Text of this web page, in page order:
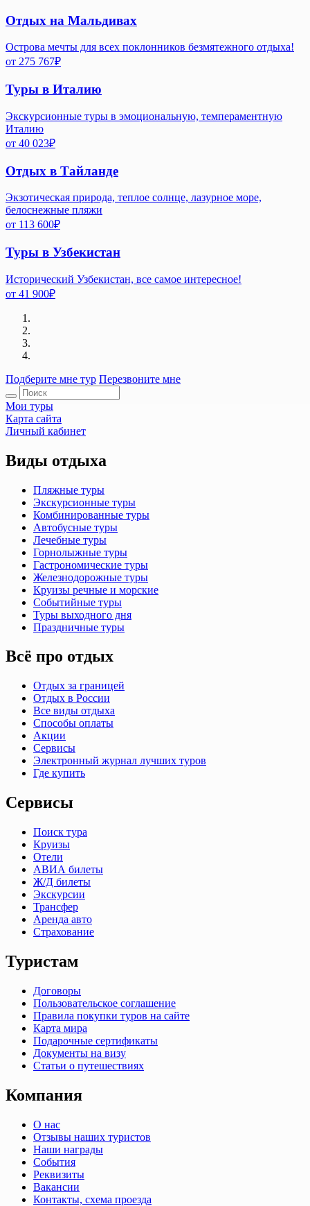
Отдых на Мальдивах
Острова мечты для всех поклонников безмятежного отдыха!
от 275 767₽
Туры в Италию
Экскурсионные туры в эмоциональную, темпераментную
Италию
от 40 023₽
Отдых в Тайланде
Экзотическая природа, теплое солнце, лазурное море,
белоснежные пляжи
от 113 600₽
Туры в Узбекистан
Исторический Узбекистан, все самое интересное!
от 41 900₽
Подберите мне тур Перезвоните мне
Мои туры
Карта сайта
Личный кабинет
Виды отдыха
Пляжные туры
Экскурсионные туры
Комбинированные туры
Автобусные туры
Лечебные туры
Горнолыжные туры
Гастрономические туры
Железнодорожные туры
Круизы речные и морские
Событийные туры
Туры выходного дня
Праздничные туры
Всё про отдых
Отдых за границей
Отдых в России
Все виды отдыха
Способы оплаты
Акции
Сервисы
Электронный журнал лучших туров
Где купить
Сервисы
Поиск тура
Круизы
Отели
АВИА билеты
Ж/Д билеты
Экскурсии
Трансфер
Аренда авто
Страхование
Туристам
Договоры
Пользовательское соглашение
Правила покупки туров на сайте
Карта мира
Подарочные сертификаты
Документы на визу
Статьи о путешествиях
Компания
О нас
Отзывы наших туристов
Наши награды
События
Реквизиты
Вакансии
Контакты, схема проезда